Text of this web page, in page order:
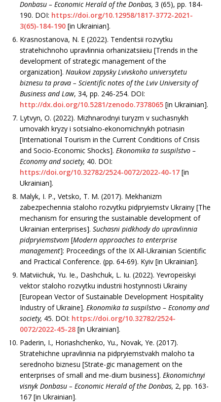
Donbasu – Economic Herald of the Donbas, 3 (65), рр. 184-
190. DOI: https://doi.org/10.12958/1817-3772-2021-
3(65)-184-190 [in Ukrainian].
Krasnostanova, N. E (2022). Tendentsii rozvytku
stratehichnoho upravlinnia orhanizatsiieiu [Trends in the
development of strategic management of the
organization]. Naukovi zapysky Lvivskoho universytetu
biznesu ta prava – Scientific notes of the Lviv University of
Business and Law, 34, рр. 246-254. DOI:
http://dx.doi.org/10.5281/zenodo.7378065 [in Ukrainian].
Lytvyn, O. (2022). Mizhnarodnyi turyzm v suchasnykh
umovakh kryzy i sotsialno-ekonomichnykh potriasin
[International Tourism in the Current Conditions of Crisis
and Socio-Economic Shocks]. Ekonomika ta suspilstvo –
Economy and society, 40. DOI:
https://doi.org/10.32782/2524-0072/2022-40-17 [in
Ukrainian].
Malyk, I. P., Vetsko, T. M. (2017). Mekhanizm
zabezpechennia staloho rozvytku pidpryiemstv Ukrainy [The
mechanism for ensuring the sustainable development of
Ukrainian enterprises]. Suchasni pidkhody do upravlinnia
pidpryiemstvom [Modern approaches to enterprise
management]: Proceedings of the IХ All-Ukrainian Scientific
and Practical Conference. (рр. 64-69). Kyiv [in Ukrainian].
Matviichuk, Yu. Ie., Dashchuk, L. Iu. (2022). Yevropeiskyi
vektor staloho rozvytku industrii hostynnosti Ukrainy
[European Vector of Sustainable Development Hospitality
Industry of Ukraine]. Ekonomika ta suspilstvo – Economy and
society, 45. DOI: https://doi.org/10.32782/2524-
0072/2022-45-28 [in Ukrainian].
Paderin, I., Horiashchenko, Yu., Novak, Ye. (2017).
Stratehichne upravlinnia na pidpryiemstvakh maloho ta
serednoho biznesu [Strate-gic management on the
enterprises of small and me-dium business]. Ekonomichnyi
visnyk Donbasu – Economic Herald of the Donbas, 2, рр. 163-
167 [in Ukrainian].